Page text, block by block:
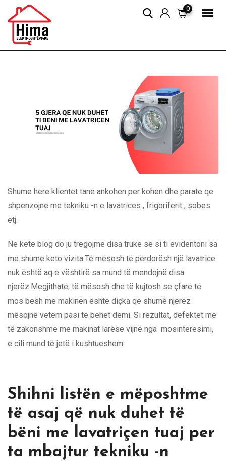
content
0
Shume here klientet tane ankohen per kohen dhe parate qe
shpenzojne me tekniku -n e lavatrices , frigoriferit , sobes
etj.
Ne kete blog do ju tregojme disa truke se si ti evidentoni sa
me shume keto vizita.Të mësosh të përdorësh një lavatrice
nuk është aq e vështirë sa mund të mendojnë disa
njerëz.Megjithatë, të mësosh dhe të kujtosh se çfarë të
mos bësh me makinën është diçka që shumë njerëz
mësojnë vetëm pasi të bëhet dëmi. Si rezultat, defektet më
të zakonshme me makinat larëse vijnë nga mosinteresimi,
e cili mund të jetë i kushtueshem.
Shihni listën e mëposhtme
të asaj që nuk duhet të
bëni me lavatriçen tuaj per
ta mbajtur tekniku -n